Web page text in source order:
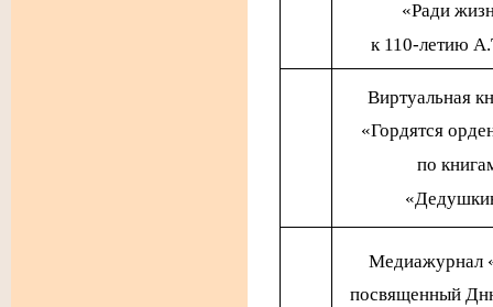
«Ради
к 110-летию
Виртуальная
«Гордятся
по
Медиажурнал
посвященный